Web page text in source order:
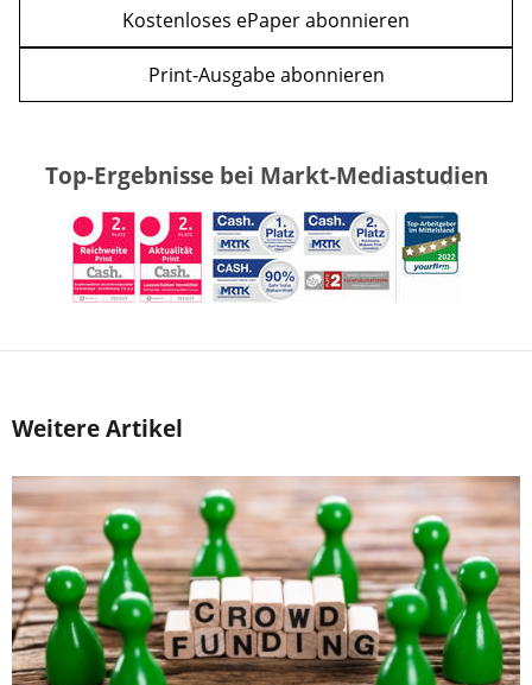
Kostenloses ePaper abonnieren
Print-Ausgabe abonnieren
Top-Ergebnisse bei Markt-Mediastudien
Weitere Artikel